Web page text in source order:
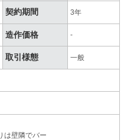
契約期間 3年
造作価格 -
取引様態 一般
は壁隣でバー